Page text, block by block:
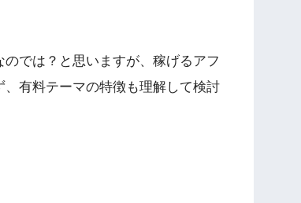
では？と思いますが、稼げるアフ
有料テーマの特徴も理解して検討